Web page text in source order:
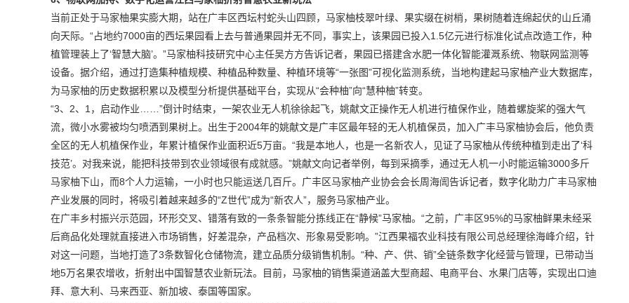
当前正处于马家柚果实膨大期，站在广丰区西坛村蛇头山四顾，马家柚枝翠叶绿、果实缀在树梢，果树随着连绵起伏的山丘涌
向天际。“占地约7000亩的西坛果园看上去与普通果园并无不同，事实上，该果园已投入1.5亿元进行标准化试点改造工作，种
植管理装上了‘智慧大脑’。”马家柚科技研究中心主任吴方方告诉记者，果园已搭建含水肥一体化智能灌溉系统、物联网监测等
设备。据介绍，通过打造集种植规模、种植品种数量、种植环境等“一张图”可视化监测系统，当地构建起马家柚产业大数据库，
为马家柚的历史数据积累以及模型分析提供基础平台，实现从“会种柚”向“慧种柚”转变。
“3、2、1，启动作业……”倒计时结束，一架农业无人机徐徐起飞，姚献文正操作无人机进行植保作业，随着螺旋桨的强大气
流，微小水雾被均匀喷洒到果树上。出生于2004年的姚献文是广丰区最年轻的无人机植保员，加入广丰马家柚协会后，他负责
全区的无人机植保作业，年累计植保作业面积近5万亩。“我是本地人，也是一名新农人，见证了马家柚从传统种植到走出了‘科
技范’。对我来说，能把科技带到农业领域很有成就感。”姚献文向记者举例，每到采摘季，通过无人机一小时能运输3000多斤
马家柚下山，而8个人力运输，一小时也只能运送几百斤。广丰区马家柚产业协会会长周海訚告诉记者，数字化助力广丰马家柚
产业发展的同时，将吸引着越来越多的“Z世代”成为“新农人”，服务马家柚产业。
在广丰乡村振兴示范园，环形交叉、错落有致的一条条智能分拣线正在“静候”马家柚。“之前，广丰区95%的马家柚鲜果未经采
后商品化处理就直接进入市场销售，好差混杂，产品档次、形象易受影响。”江西果福农业科技有限公司总经理徐海峰介绍，针
对这一问题，当地打造了3条数智化仓储物流，建立品质分级销售机制。“种、产、供、销”全链条数字化经营与管理，已带动当
地5万名果农增收，折射出中国智慧农业新玩法。目前，马家柚的销售渠道涵盖大型商超、电商平台、水果门店等，实现出口迪
拜、意大利、马来西亚、新加坡、泰国等国家。